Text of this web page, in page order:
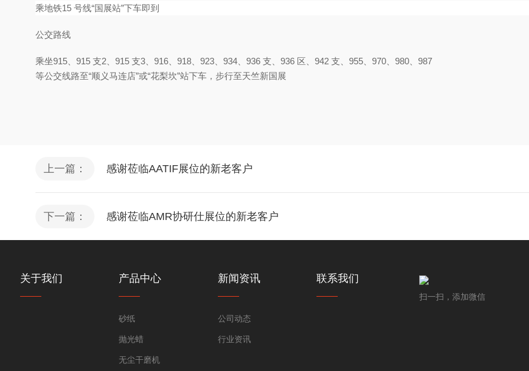
乘地铁15 号线“国展站”下车即到
公交路线
乘坐915、915 支2、915 支3、916、918、923、934、936 支、936 区、942 支、955、970、980、987
等公交线路至“顺义马连店”或“花梨坎”站下车，步行至天竺新国展
上一篇： 感谢莅临AATIF展位的新老客户
下一篇： 感谢莅临AMR协研仕展位的新老客户
关于我们 产品中心
砂纸
抛光蜡
无尘干磨机
新闻资讯
公司动态
行业资讯
联系我们
扫一扫，添加微信